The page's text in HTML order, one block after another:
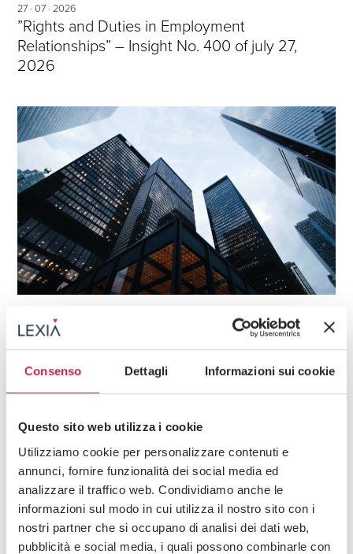
Consenso Dettagli Informazioni sui cookie
Questo sito web utilizza i cookie
Utilizziamo cookie per personalizzare contenuti e
annunci, fornire funzionalità dei social media ed
analizzare il traffico web. Condividiamo anche le
informazioni sul modo in cui utilizza il nostro sito con i
nostri partner che si occupano di analisi dei dati web,
pubblicità e social media, i quali possono combinarle con
Iscriviti alla newsletter
Newsletter
27 · 07 · 2026
”Rights and Duties in Employment
Relationships” – Insight No. 400 of july 27,
2026
20 · 07 · 2026
”Rights and Duties in Employment
Relationships” – Insight No. 399 of july 20,
See all +